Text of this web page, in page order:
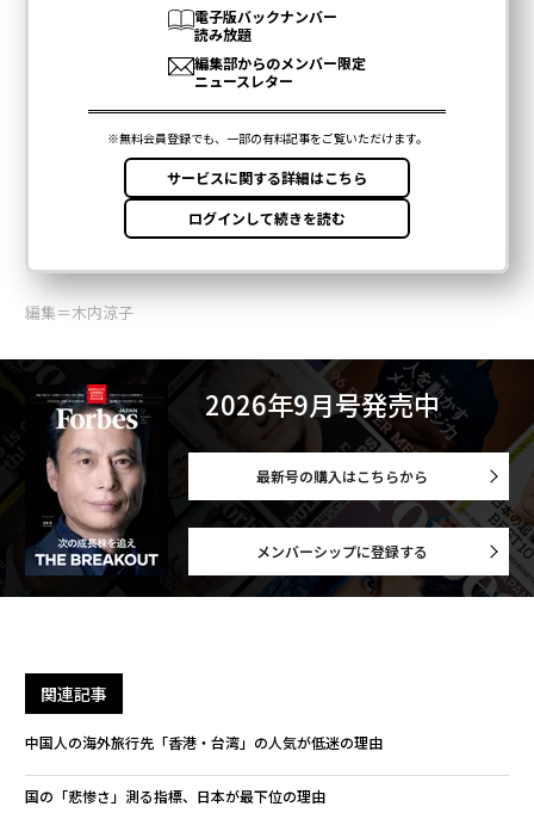
編集＝木内涼子
2026年9月号発売中
最新号の購入はこちらから
メンバーシップに登録する
関連記事
中国人の海外旅行先「香港・台湾」の人気が低迷の理由
国の「悲惨さ」測る指標、日本が最下位の理由